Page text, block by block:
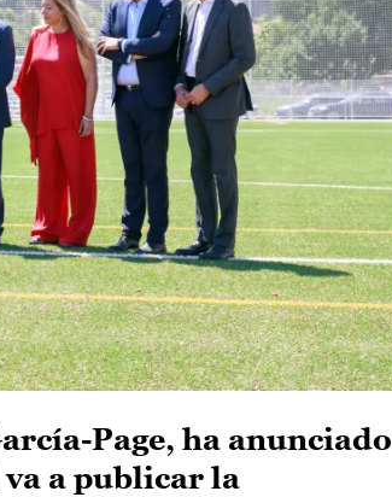
Page, ha anunciado
a publicar la